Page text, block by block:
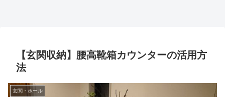
【玄関収納】腰高靴箱カウンターの活用方
法
玄関・ホール